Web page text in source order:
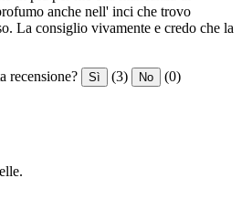
anche nell' inci che trovo
La consiglio vivamente e credo che la
recensione? Sì (3) No (0)